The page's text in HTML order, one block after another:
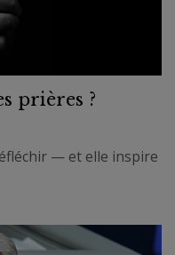
prières ?
— et elle inspire